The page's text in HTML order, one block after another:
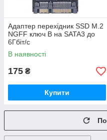
Адаптер перехідник SSD M.2
NGFF ключ B на SATA3 до
6Гбіт/с
В наявності
175 ₴
Купити